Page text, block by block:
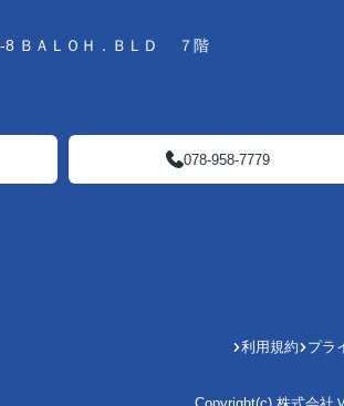
8 ＢＡＬＯＨ．ＢＬＤ ７階
078-958-7779
利用規約 プラ